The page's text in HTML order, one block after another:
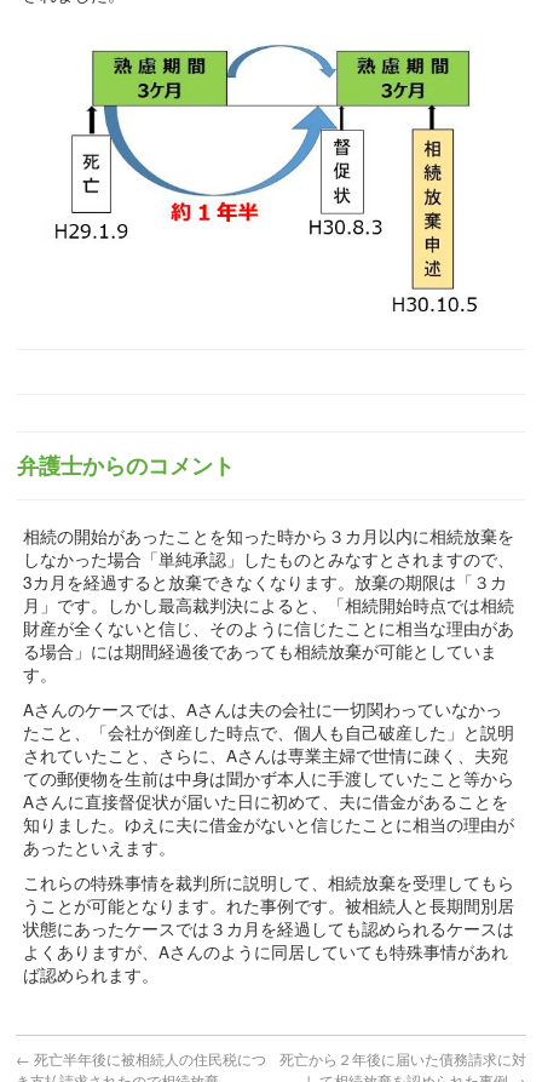
弁護士からのコメント
相続の開始があったことを知った時から３カ月以内に相続放棄を
しなかった場合「単純承認」したものとみなすとされますので、
3カ月を経過すると放棄できなくなります。放棄の期限は「３カ
月」です。しかし最高裁判決によると、「相続開始時点では相続
財産が全くないと信じ、そのように信じたことに相当な理由があ
る場合」には期間経過後であっても相続放棄が可能としていま
す。
Aさんのケースでは、Aさんは夫の会社に一切関わっていなかっ
たこと、「会社が倒産した時点で、個人も自己破産した」と説明
されていたこと、さらに、Aさんは専業主婦で世情に疎く、夫宛
ての郵便物を生前は中身は聞かず本人に手渡していたこと等から
Aさんに直接督促状が届いた日に初めて、夫に借金があることを
知りました。ゆえに夫に借金がないと信じたことに相当の理由が
あったといえます。
これらの特殊事情を裁判所に説明して、相続放棄を受理してもら
うことが可能となります。れた事例です。被相続人と長期間別居
状態にあったケースでは３カ月を経過しても認められるケースは
よくありますが、Aさんのように同居していても特殊事情があれ
ば認められます。
← 死亡半年後に被相続人の住民税につ
死亡から２年後に届いた債務請求に対